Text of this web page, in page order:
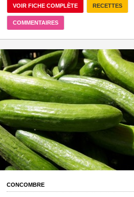
VOIR FICHE COMPLÈTE RECETTES
COMMENTAIRES
CONCOMBRE